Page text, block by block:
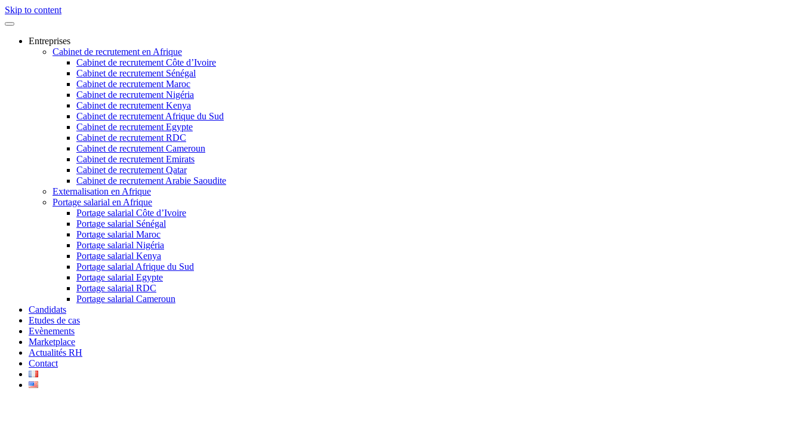
Skip to content
Entreprises
Cabinet de recrutement en Afrique
Cabinet de recrutement Côte d’Ivoire
Cabinet de recrutement Sénégal
Cabinet de recrutement Maroc
Cabinet de recrutement Nigéria
Cabinet de recrutement Kenya
Cabinet de recrutement Afrique du Sud
Cabinet de recrutement Egypte
Cabinet de recrutement RDC
Cabinet de recrutement Cameroun
Cabinet de recrutement Emirats
Cabinet de recrutement Qatar
Cabinet de recrutement Arabie Saoudite
Externalisation en Afrique
Portage salarial en Afrique
Portage salarial Côte d’Ivoire
Portage salarial Sénégal
Portage salarial Maroc
Portage salarial Nigéria
Portage salarial Kenya
Portage salarial Afrique du Sud
Portage salarial Egypte
Portage salarial RDC
Portage salarial Cameroun
Candidats
Etudes de cas
Evènements
Marketplace
Actualités RH
Contact